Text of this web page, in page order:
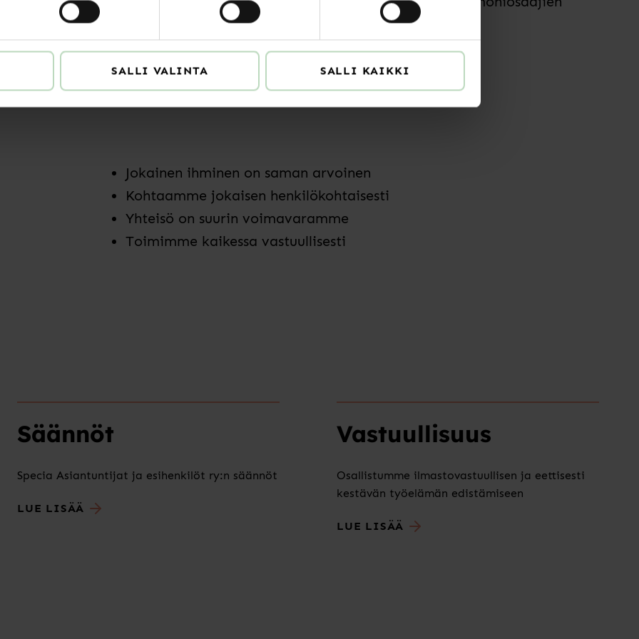
SALLI VALINTA SALLI KAIKKI
tarpeisiin muuttuvassa työelämässä.
Jokainen ihminen on saman arvoinen
Kohtaamme jokaisen henkilökohtaisesti
Yhteisö on suurin voimavaramme
Toimimme kaikessa vastuullisesti
Säännöt
Specia Asiantuntijat ja esihenkilöt ry:n säännöt
LUE LISÄÄ
Vastuullisuus
Osallistumme ilmastovastuullisen ja eettisesti
kestävän työelämän edistämiseen
LUE LISÄÄ